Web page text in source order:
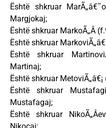
Është shkruar
Margjokaj;
Është shkruar MarkoÃ„Â
Është shkruar
Është shkruar
Martinaj;
Është shkruar
Është shkruar
Mustafagaj;
Është shkruar